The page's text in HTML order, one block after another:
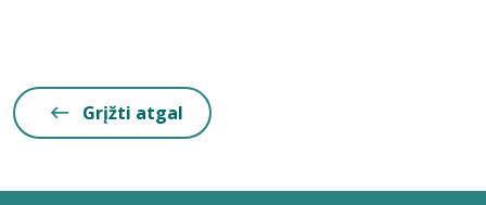
Grįžti atgal